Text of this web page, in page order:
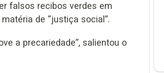
falsos recibos verdes em
de “justiça social”.
a precariedade”, salientou o